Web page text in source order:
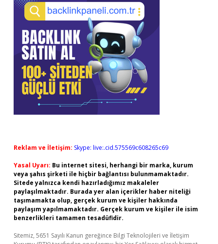
Reklam ve İletişim: Skype: live:.cid.575569c608265c69
Yasal Uyarı: Bu internet sitesi, herhangi bir marka, kurum
veya şahıs şirketi ile hiçbir bağlantısı bulunmamaktadır.
Sitede yalnızca kendi hazırladığımız makaleler
paylaşılmaktadır. Burada yer alan içerikler haber niteliği
taşımamakta olup, gerçek kurum ve kişiler hakkında
paylaşım yapılmamaktadır. Gerçek kurum ve kişiler ile isim
benzerlikleri tamamen tesadüfidir.
Sitemiz, 5651 Sayılı Kanun gereğince Bilgi Teknolojileri ve İletişim